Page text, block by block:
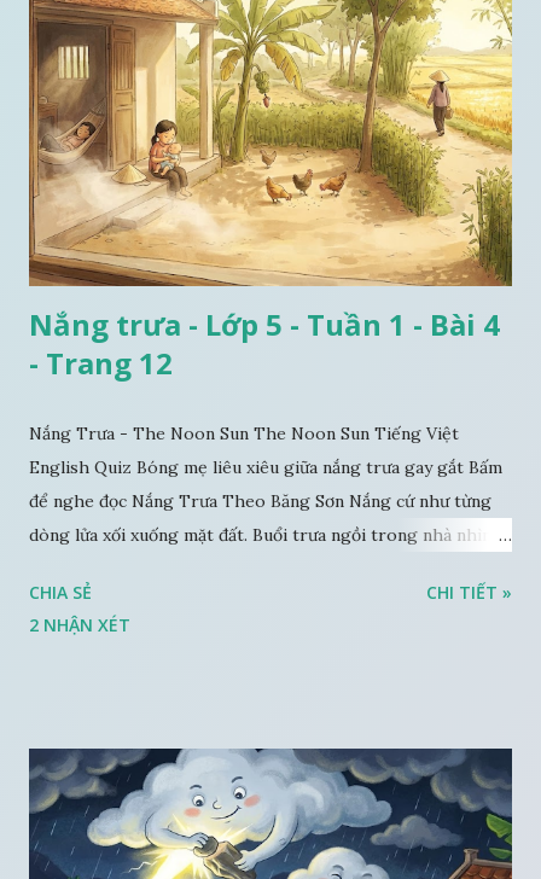
Nắng trưa - Lớp 5 - Tuần 1 - Bài 4
- Trang 12
Nắng Trưa - The Noon Sun The Noon Sun Tiếng Việt
English Quiz Bóng mẹ liêu xiêu giữa nắng trưa gay gắt Bấm
để nghe đọc Nắng Trưa Theo Băng Sơn Nắng cứ như từng
dòng lửa xối xuống mặt đất. Buổi trưa ngồi trong nhà nhìn
CHIA SẺ
2 NHẬN XÉT
CHI TIẾT »